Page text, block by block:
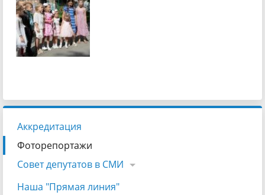
Аккредитация
Фоторепортажи
Совет депутатов в СМИ
Наша "Прямая линия"